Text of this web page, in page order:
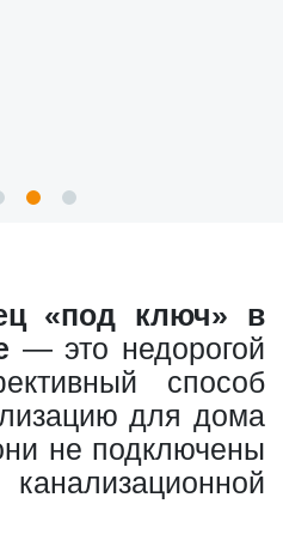
«под ключ» в
— это недорогой
способ
для дома
не подключены